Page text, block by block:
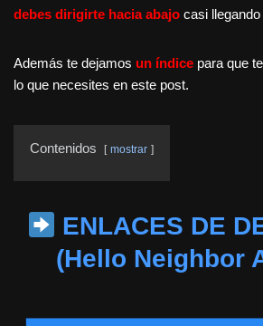
debes dirigirte hacia abajo casi llegando
Además te dejamos un índice para que
lo que necesites en este post.
Contenidos mostrar
ENLACES DE
(Hello Neighbor